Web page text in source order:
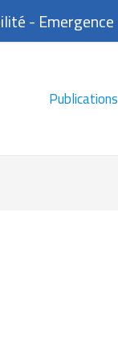
- Emergence
Publications